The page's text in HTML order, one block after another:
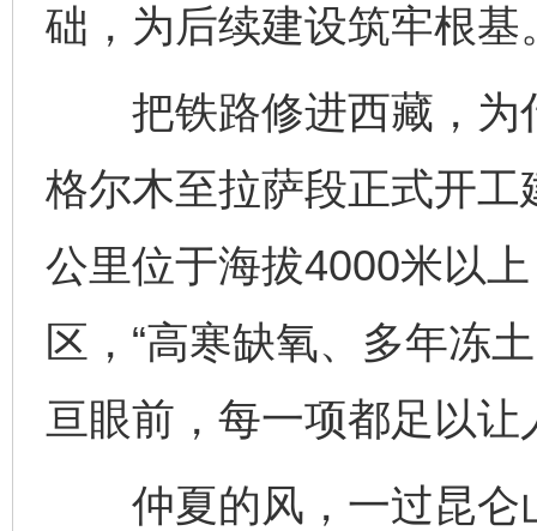
础，为后续建设筑牢根基
把铁路修进西藏，为
格尔木至拉萨段正式开
公里位于海拔4000米以
区，“高寒缺氧、多年冻
亘眼前，每一项都足以让
仲夏的风，一过昆仑